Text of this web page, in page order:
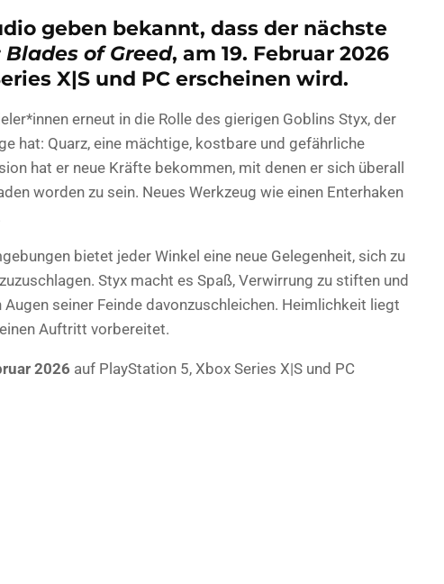
geben bekannt, dass der nächste
Blades of Greed, am 19. Februar 2026
X|S und PC erscheinen wird.
erneut in die Rolle des gierigen Goblins Styx, der
hat: Quarz, eine mächtige, kostbare und gefährliche
hat er neue Kräfte bekommen, mit denen er sich überall
worden zu sein. Neues Werkzeug wie einen Enterhaken
bietet jeder Winkel eine neue Gelegenheit, sich zu
Styx macht es Spaß, Verwirrung zu stiften und
seiner Feinde davonzuschleichen. Heimlichkeit liegt
Auftritt vorbereitet.
2026 auf PlayStation 5, Xbox Series X|S und PC